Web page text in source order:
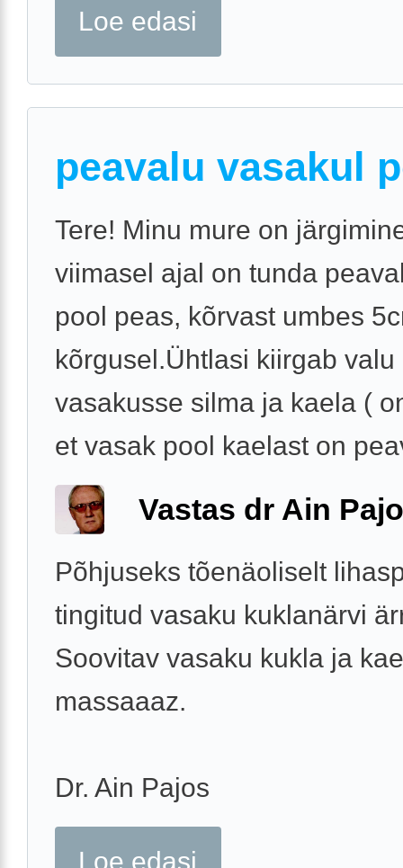
Loe edasi
peavalu vasakul
Tere! Minu mure on
viimasel ajal on tunda
pool peas, kõrvast umbes
kõrgusel.Ühtlasi kiirgab valu
vasakusse silma ja kaela (
et vasak pool kaelast on
Vastas dr Ain
Põhjuseks tõenäoliselt
tingitud vasaku kuklanärvi
Soovitav vasaku kukla ja
massaaaz.
Dr. Ain Pajos
Loe edasi